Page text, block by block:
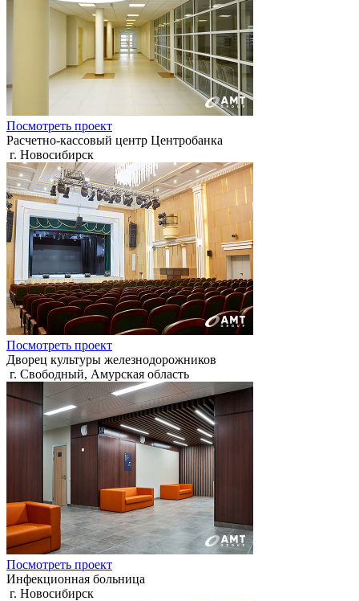
Посмотреть проект
Расчетно-кассовый центр Центробанка
г. Новосибирск
Посмотреть проект
Дворец культуры железнодорожников
г. Свободный, Амурская область
Посмотреть проект
Инфекционная больница
г. Новосибирск